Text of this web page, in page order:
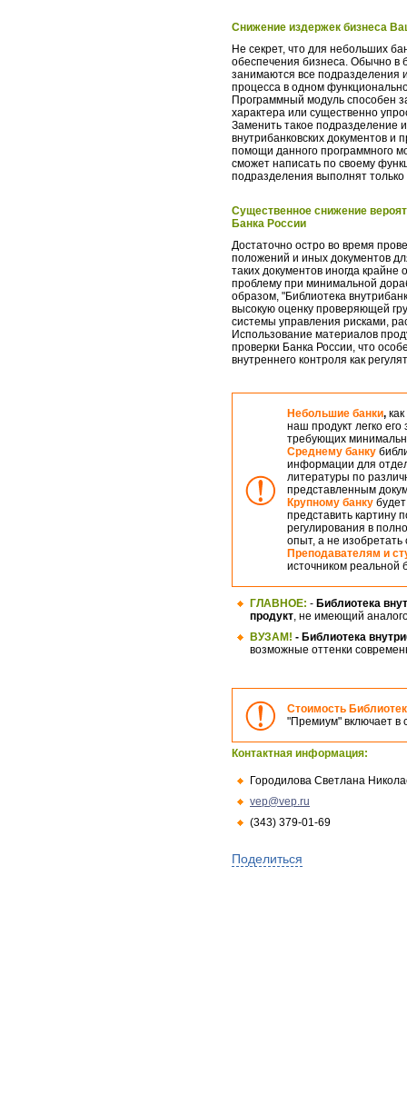
Снижение издержек бизнеса
Не секрет, что для небольших
обеспечения бизнеса. Обычно в
занимаются все подразделения
процесса в одном
Программный модуль способен
характера или существенно
Заменить такое подразделение
внутрибанковских документов и
помощи данного программного
сможет написать по своему
подразделения выполнят
Существенное снижение
Банка России
Достаточно остро во время
положений и иных документов
таких документов иногда
проблему при минимальной
образом, "Библиотека
высокую оценку проверяющей
системы управления рисками,
Использование материалов
проверки Банка России, что
внутреннего контроля как
Небольшие банки,
наш продукт легко
требующих
Среднему банку
информации для
литературы по
представленным
Крупному банку
представить картину
регулирования в
опыт, а не изобретать
Преподавателям и
источником реальной
ГЛАВНОЕ: - Библиотека
продукт, не имеющий
ВУЗАМ! - Библиотека
возможные оттенки
Стоимость
"Премиум" включает в
Контактная информация:
Городилова Светлана
vep@vep.ru
(343) 379-01-69
Поделиться